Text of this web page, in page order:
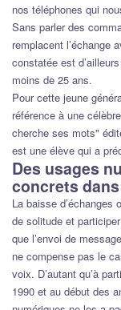
nos téléphones qui
Sans parler des
remplacent l’échange
constatée est
moins de 25 ans.
Pour cette jeune
référence à une
cherche ses mots"
est une élève qui a
Des usages
concrets
La baisse d’échanges
de solitude et
que l’envoi de
ne compense pas le
voix. D’autant qu’à
1990 et au début des